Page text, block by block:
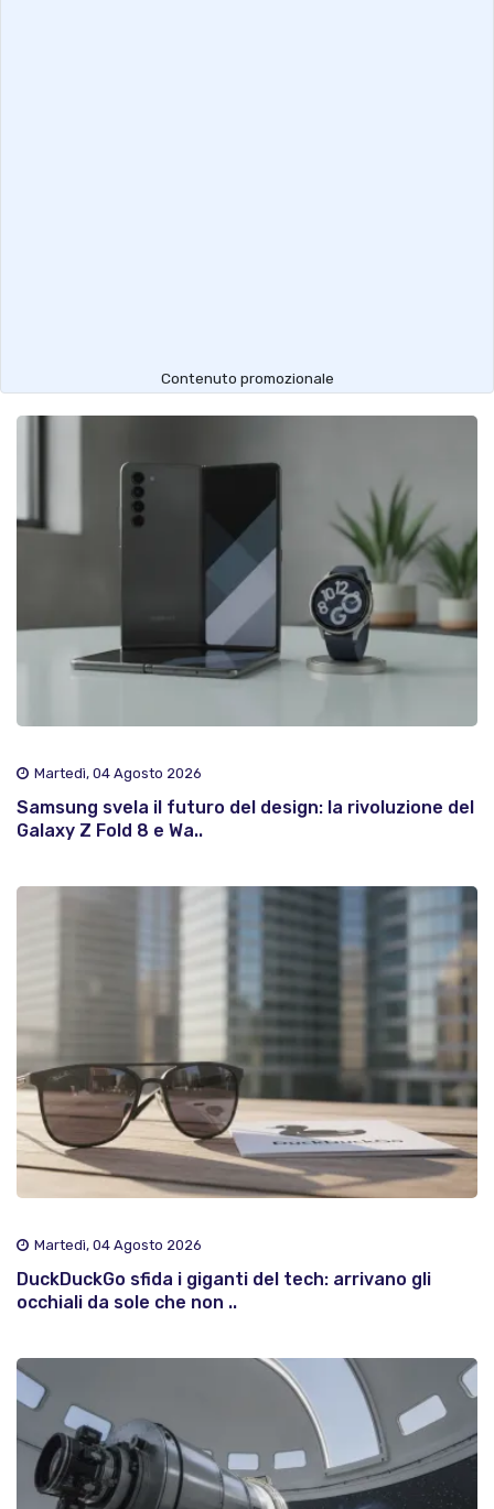
Contenuto promozionale
Martedì, 04 Agosto 2026
Samsung svela il futuro del design: la rivoluzione del
Galaxy Z Fold 8 e Wa..
Martedì, 04 Agosto 2026
DuckDuckGo sfida i giganti del tech: arrivano gli
occhiali da sole che non ..